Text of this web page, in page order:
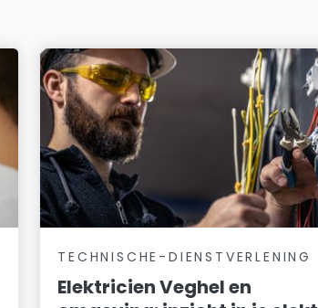
TECHNISCHE-DIENSTVERLENING
Elektricien Veghel en